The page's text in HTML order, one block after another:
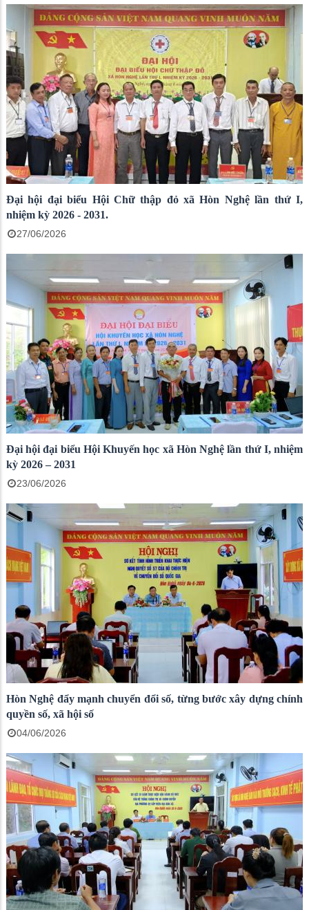
Đại hội đại biểu Hội Chữ thập đỏ xã Hòn Nghệ lần thứ I,
nhiệm kỳ 2026 - 2031.
27/06/2026
Đại hội đại biểu Hội Khuyến học xã Hòn Nghệ lần thứ I, nhiệm
kỳ 2026 – 2031
23/06/2026
Hòn Nghệ đẩy mạnh chuyển đổi số, từng bước xây dựng chính
quyền số, xã hội số
04/06/2026